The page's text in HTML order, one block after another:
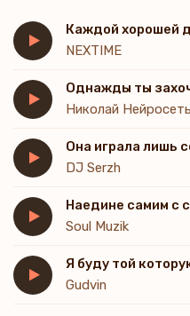
Каждой хорошей
NEXTIME
Однажды ты
Николай Нейросеть
Она играла лишь
DJ Serzh
Soul Muzik
Я буду той
Gudvin